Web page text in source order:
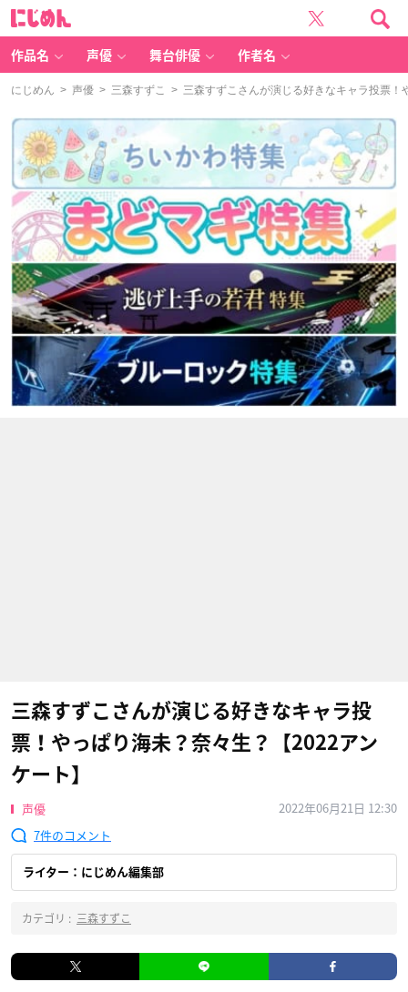
作品名 声優 舞台俳優 作者名
にじめん > 声優 > 三森すずこ > 三森すずこさんが演じる好きなキャラ投票
三森すずこさんが演じる好きなキャラ投
票！やっぱり海未？奈々生？【2022アン
ケート】
声優
2022年06月21日 12:30
7
ライター：にじめん編集部
カテゴリ : 三森すずこ